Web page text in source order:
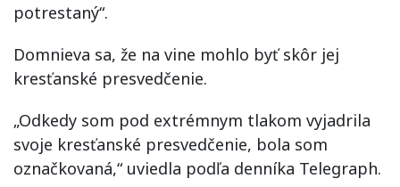
potrestaný“.
Domnieva sa, že na vine mohlo byť skôr jej
kresťanské presvedčenie.
„Odkedy som pod extrémnym tlakom vyjadrila
svoje kresťanské presvedčenie, bola som
označkovaná,“ uviedla podľa denníka Telegraph.